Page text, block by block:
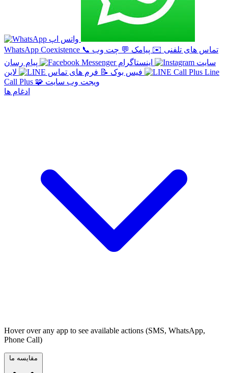
WhatsApp Coexistence 📞 تماس های تلفنی ✉️ پیامک 💬 چت وب
سایت
اینستاگرام
پیام رسان
فیس بوک 📝 فرم های تماس
Line
Call Plus 🧩 ویجت وب سایت
ادغام ها
Hover over any app to see available actions (SMS, WhatsApp,
Phone Call)